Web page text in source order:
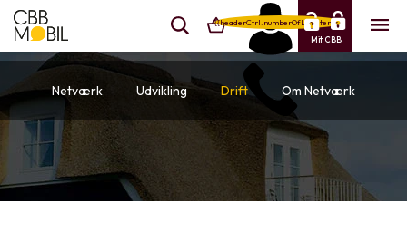
{{headerCtrl.numberOfLineItems}}
Mit CBB
Netværk Udvikling Drift Om Netværk